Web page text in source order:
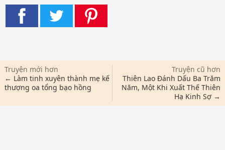
Truyện mới hơn
← Làm tinh xuyên thành mẹ kế
thượng oa tổng bạo hồng
Truyện cũ hơn
Thiên Lao Đánh Dấu Ba Trăm
Năm, Một Khi Xuất Thế Thiên
Hạ Kinh Sợ →